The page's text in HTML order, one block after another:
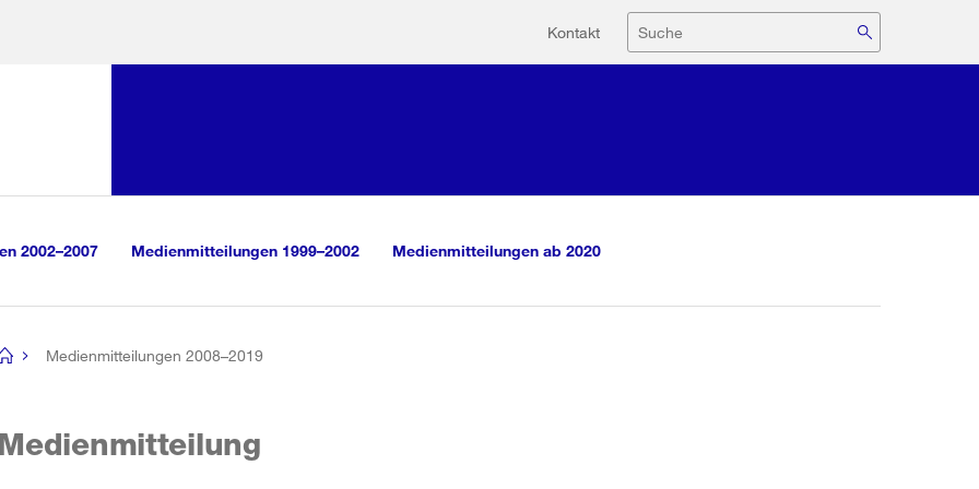
Hilfsnavigation
Kontakt Suche
2002–2007 Medienmitteilungen 1999–2002 Medienmitteilungen ab 2020
Medienmitteilungen 2008–2019